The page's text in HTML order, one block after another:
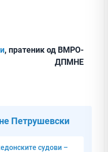
, пратеник од ВМРО-
ДПМНЕ
Петрушевски
судови –